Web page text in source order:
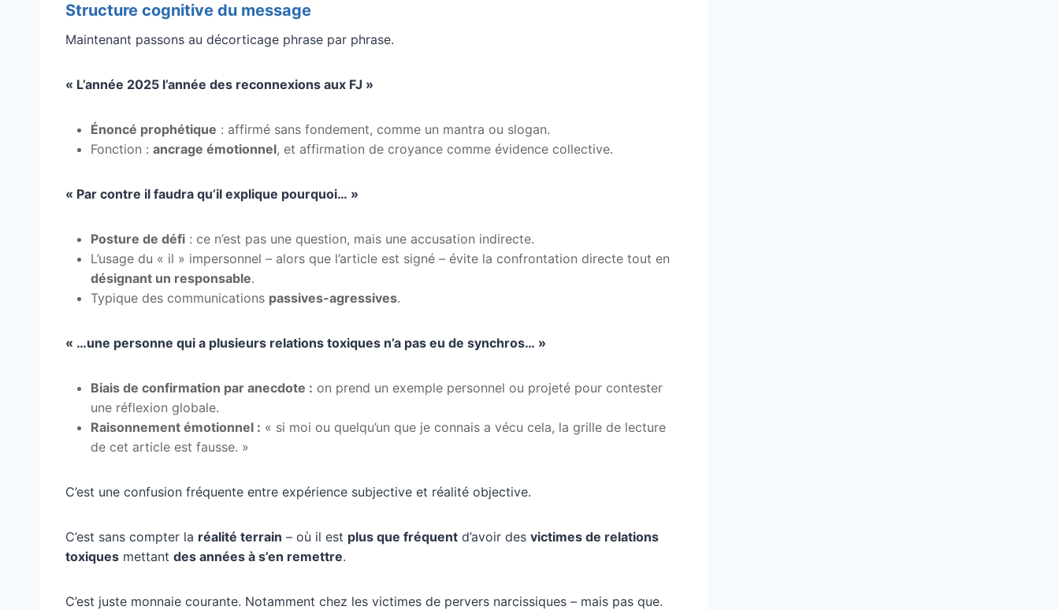
Structure cognitive du message
Maintenant passons au décorticage phrase par phrase.
« L’année 2025 l’année des reconnexions aux FJ »
Énoncé prophétique : affirmé sans fondement, comme un mantra ou slogan.
Fonction : ancrage émotionnel, et affirmation de croyance comme évidence collective.
« Par contre il faudra qu’il explique pourquoi… »
Posture de défi : ce n’est pas une question, mais une accusation indirecte.
L’usage du « il » impersonnel – alors que l’article est signé – évite la confrontation directe tout en
désignant un responsable.
Typique des communications passives-agressives.
« …une personne qui a plusieurs relations toxiques n’a pas eu de synchros… »
Biais de confirmation par anecdote : on prend un exemple personnel ou projeté pour contester
une réflexion globale.
Raisonnement émotionnel : « si moi ou quelqu’un que je connais a vécu cela, la grille de lecture
de cet article est fausse. »
C’est une confusion fréquente entre expérience subjective et réalité objective.
C’est sans compter la réalité terrain – où il est plus que fréquent d’avoir des victimes de relations
toxiques mettant des années à s’en remettre.
C’est juste monnaie courante. Notamment chez les victimes de pervers narcissiques – mais pas que.